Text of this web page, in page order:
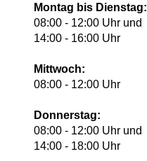
Montag bis Dienstag:
08:00 - 12:00 Uhr und
14:00 - 16:00 Uhr
Mittwoch:
08:00 - 12:00 Uhr
Donnerstag:
08:00 - 12:00 Uhr und
14:00 - 18:00 Uhr